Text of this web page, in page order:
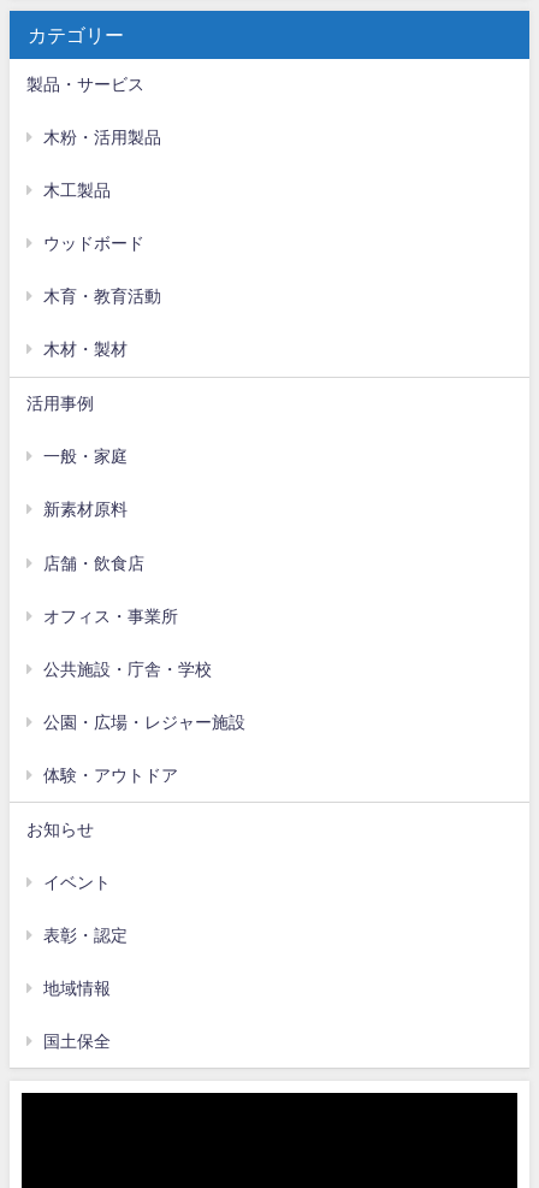
カテゴリー
製品・サービス
木粉・活用製品
木工製品
ウッドボード
木育・教育活動
木材・製材
活用事例
一般・家庭
新素材原料
店舗・飲食店
オフィス・事業所
公共施設・庁舎・学校
公園・広場・レジャー施設
体験・アウトドア
お知らせ
イベント
表彰・認定
地域情報
国土保全